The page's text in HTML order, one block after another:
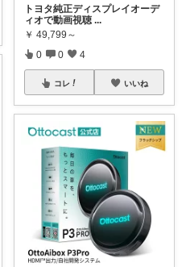
トヨタ純正ディスプレイオーデ
ィオで動画視聴 ...
￥ 49,799～
0 0 4
コレ いいね